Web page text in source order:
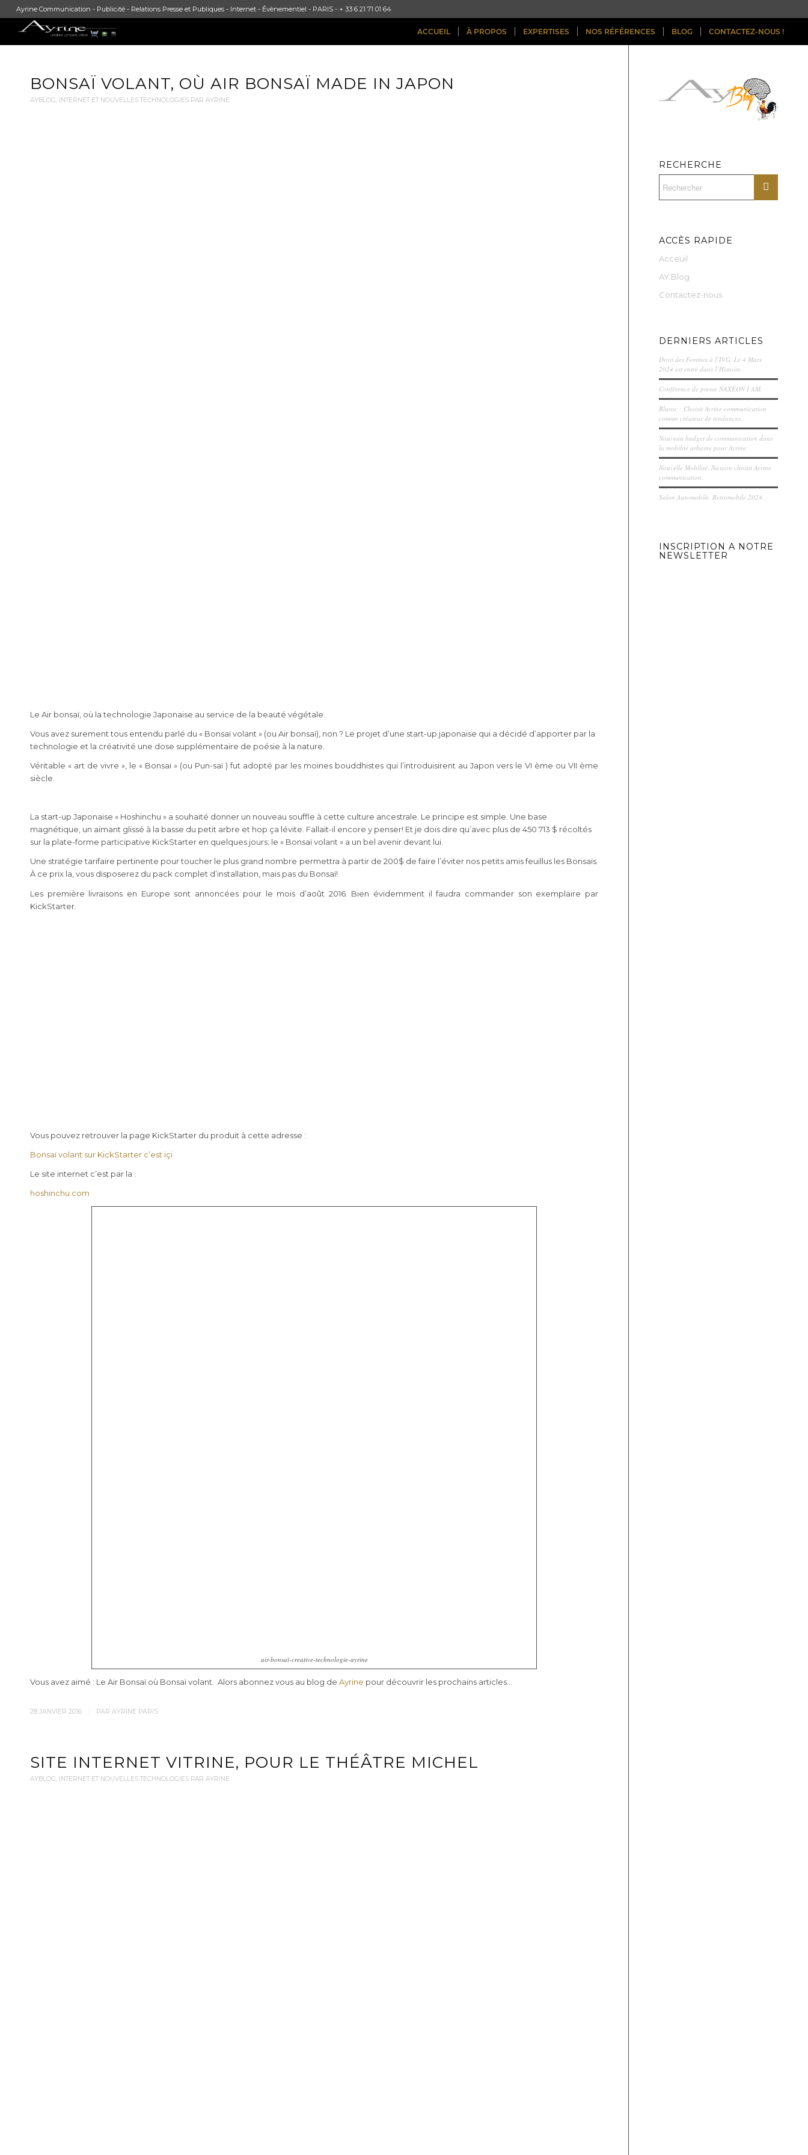
Ayrine Communication - Publicité - Relations Presse et Publiques - Internet - Évènementiel - PARIS - + 33 6 21 71 01 64
ACCUEIL À PROPOS EXPERTISES NOS RÉFÉRENCES BLOG CONTACTEZ-NOUS !
BONSAÏ VOLANT, OÙ AIR BONSAÏ MADE IN JAPON
AYBLOG, INTERNET ET NOUVELLES TECHNOLOGIES PAR AYRINE
Le Air bonsaï, où la technologie Japonaise au service de la beauté végétale.
Vous avez surement tous entendu parlé du « Bonsaï volant » (ou Air bonsaï), non ? Le projet d’une start-up japonaise qui a décidé d’apporter par la
technologie et la créativité une dose supplémentaire de poésie à la nature.
Véritable « art de vivre », le « Bonsaï » (ou Pun-saï ) fut adopté par les moines bouddhistes qui l’introduisirent au Japon vers le VI ème ou VII ème
siècle.
La start-up Japonaise « Hoshinchu » a souhaité donner un nouveau souffle à cette culture ancestrale. Le principe est simple. Une base
magnétique, un aimant glissé à la basse du petit arbre et hop ça lévite. Fallait-il encore y penser! Et je dois dire qu’avec plus de 450 713 $ récoltés
sur la plate-forme participative KickStarter en quelques jours; le « Bonsaï volant » a un bel avenir devant lui.
Une stratégie tarifaire pertinente pour toucher le plus grand nombre permettra à partir de 200$ de faire l’éviter nos petits amis feuillus les Bonsaïs.
À ce prix la, vous disposerez du pack complet d’installation, mais pas du Bonsaï!
Les première livraisons en Europe sont annoncées pour le mois d’août 2016. Bien évidemment il faudra commander son exemplaire par
KickStarter.
Vous pouvez retrouver la page KickStarter du produit à cette adresse :
Bonsaï volant sur KickStarter c’est içi
Le site internet c’est par la :
hoshinchu.com
air-bonsaï-creative-technologie-ayrine
Vous avez aimé : Le Air Bonsaï où Bonsaï volant. Alors abonnez vous au blog de Ayrine pour découvrir les prochains articles…
28 JANVIER 2016 PAR AYRINE PARIS
SITE INTERNET VITRINE, POUR LE THÉÂTRE MICHEL
AYBLOG, INTERNET ET NOUVELLES TECHNOLOGIES PAR AYRINE
RECHERCHE
ACCÈS RAPIDE
Acceuil
AY’Blog
Contactez-nous
DERNIERS ARTICLES
Droit des Femmes à l’IVG. Le 4 Mars
2024 est entré dans l’Histoire.
Conférence de presse NAXEON I AM.
Bluroc : Choisit Ayrine communication
comme créateur de tendances.
Nouveau budget de communication dans
la mobilité urbaine pour Ayrine
Nouvelle Mobilité. Naxeon choisit Ayrine
communication.
Salon Automobile. Retromobile 2024.
INSCRIPTION A NOTRE
NEWSLETTER